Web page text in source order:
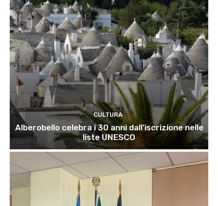
CULTURA
Alberobello celebra i 30 anni dall’iscrizione nelle
liste UNESCO